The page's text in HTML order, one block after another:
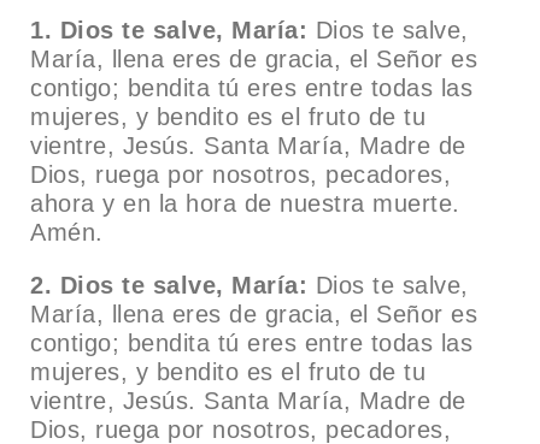
1. Dios te salve, María: Dios te salve,
María, llena eres de gracia, el Señor es
contigo; bendita tú eres entre todas las
mujeres, y bendito es el fruto de tu
vientre, Jesús. Santa María, Madre de
Dios, ruega por nosotros, pecadores,
ahora y en la hora de nuestra muerte.
Amén.
2. Dios te salve, María: Dios te salve,
María, llena eres de gracia, el Señor es
contigo; bendita tú eres entre todas las
mujeres, y bendito es el fruto de tu
vientre, Jesús. Santa María, Madre de
Dios, ruega por nosotros, pecadores,